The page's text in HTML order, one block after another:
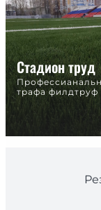
Стадион труд
трафа филдтруф